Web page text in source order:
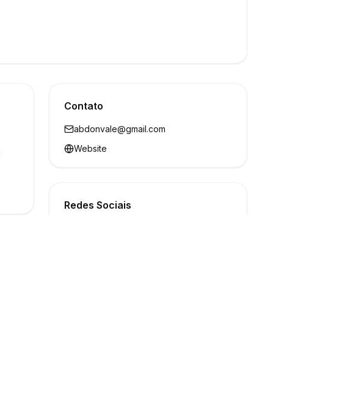
Contato
abdonvale@gmail.com
Website
Redes Sociais